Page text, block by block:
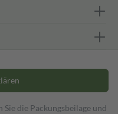
die Packungsbeilage und